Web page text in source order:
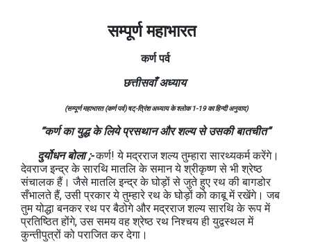
सम्पूर्ण महाभारत
कर्णपर्व
छत्तीसवाँ अध्याय
(सम्पूर्ण महाभारत (कर्ण पर्व) षट्-त्रिंश अध्याय के श्लोक 1-19 का हिन्दी अनुवाद)
“कर्ण का युद्ध के लिये प्रसथान और शल्य से उसकी बातचीत”
दुर्योधन बोला ;-कर्ण! ये मद्रराज शल्य तुम्हारा सारथ्यकर्म करेंगे।
देवराज इन्द्र के सारथि मातलि के समान ये श्रीकृष्ण से भी श्रेष्ठ
संचालक हैं। जैसे मातलि इन्द्र के घोड़ों से जुते हुए रथ की बागडोर
सँभालते हैं, उसी प्रकार ये तुम्हारे रथ के घोड़ों को काबू में रखेंगे। जब
तुम योद्धा बनकर रथ पर बैठोगे और मद्रराज शल्य सारथि के रूप में
प्रतिष्ठित होंगे, उस समय वह श्रेष्ठ रथ निश्चय ही युद्वस्थल में
कुन्तीपुत्रों को पराजित कर देगा।